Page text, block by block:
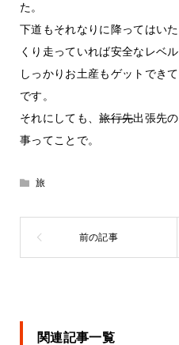
た。
下道もそれなりに降ってはい
くり走っていれば安全なレベル
しっかりお土産もゲットでき
です。
それにしても、旅行先出張先
事ってことで。
旅
関連記事一覧